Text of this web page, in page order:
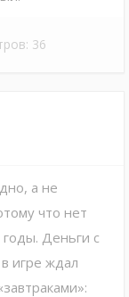
36
а не
что нет
Деньги с
игре ждал